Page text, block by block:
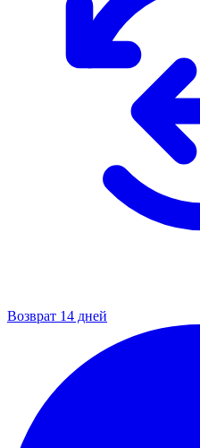
Возврат 14 дней